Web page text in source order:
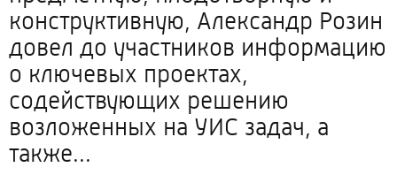
конструктивную, Александр Розин
довел до участников информацию
о ключевых проектах,
содействующих решению
возложенных на УИС задач, а
также...